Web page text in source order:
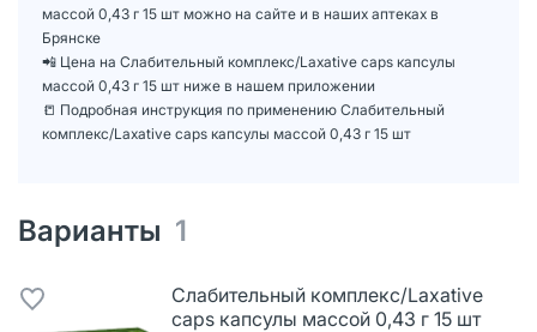
массой 0,43 г 15 шт можно на сайте и в наших аптеках в
Брянске
📲 Цена на Слабительный комплекс/Laxative caps капсулы
массой 0,43 г 15 шт ниже в нашем приложении
📒 Подробная инструкция по применению Слабительный
комплекс/Laxative caps капсулы массой 0,43 г 15 шт
Варианты 1
Слабительный комплекс/Laxative
caps капсулы массой 0,43 г 15 шт